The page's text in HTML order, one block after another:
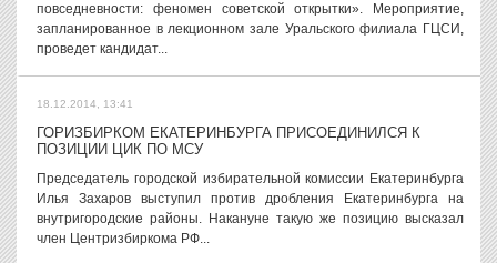
повседневности: феномен советской открытки». Мероприятие,
запланированное в лекционном зале Уральского филиала ГЦСИ,
проведет кандидат...
18.12.2014, 13:41
ГОРИЗБИРКОМ ЕКАТЕРИНБУРГА ПРИСОЕДИНИЛСЯ К
ПОЗИЦИИ ЦИК ПО МСУ
Председатель городской избирательной комиссии Екатеринбурга
Илья Захаров выступил против дробления Екатеринбурга на
внутригородские районы. Накануне такую же позицию высказал
член Центризбиркома РФ...